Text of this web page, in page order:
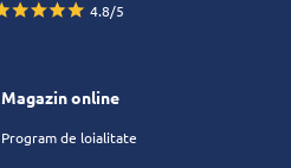
4.8/5
Magazin online
Program de loialitate